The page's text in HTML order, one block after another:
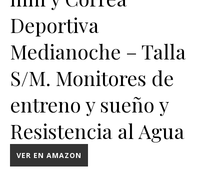
Deportiva
Medianoche – Talla
S/M. Monitores de
entreno y sueño y
Resistencia al Agua
VER EN AMAZON